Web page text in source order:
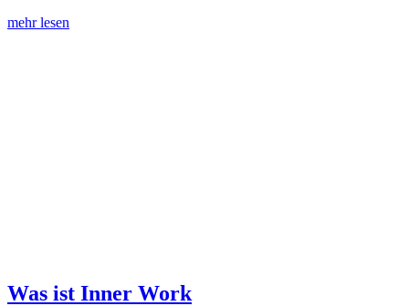
mehr lesen
Was ist Inner Work